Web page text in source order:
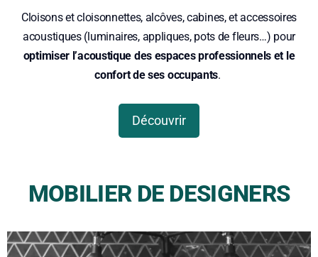
Cloisons et cloisonnettes, alcôves, cabines, et accessoires
acoustiques (luminaires, appliques, pots de fleurs…) pour
optimiser l’acoustique des espaces professionnels et le
confort de ses occupants.
Découvrir
MOBILIER DE DESIGNERS